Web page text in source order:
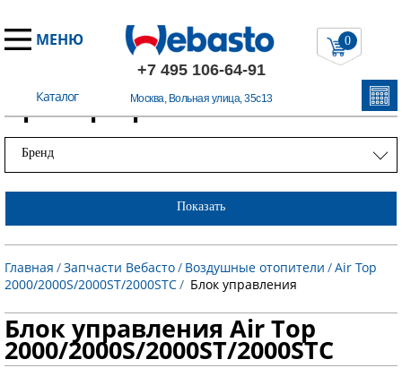
МЕНЮ
+7 495 106-64-91
Москва, Вольная улица, 35с13
Каталог
0
Примеры работ
Бренд
Показать
Главная /Запчасти Вебасто/ Воздушные отопители /Air Top
2000/2000S/2000ST/2000STC/ Блок управления
Блок управления Air Top
2000/2000S/2000ST/2000STC